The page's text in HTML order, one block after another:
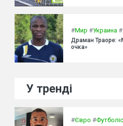
#Мир #Украина #
Драман Траоре:
очка»
У тренді
#Євро #